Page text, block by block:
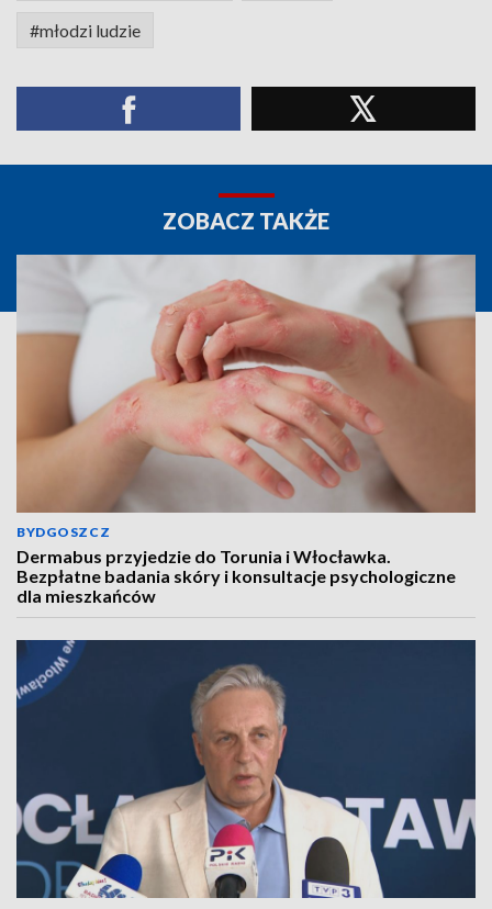
#młodzi ludzie
ZOBACZ TAKŻE
BYDGOSZCZ
Dermabus przyjedzie do Torunia i Włocławka.
Bezpłatne badania skóry i konsultacje psychologiczne
dla mieszkańców